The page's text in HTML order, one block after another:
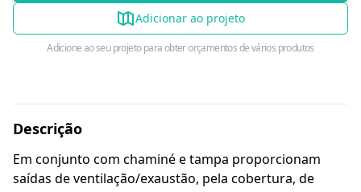
Adicionar ao projeto
Adicione ao seu projeto para obter orçamentos de vários produtos
Descrição
Em conjunto com chaminé e tampa proporcionam
saídas de ventilação/exaustão, pela cobertura, de